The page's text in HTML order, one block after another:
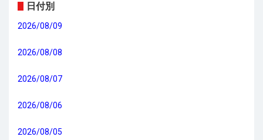
日付別
2026/08/09
2026/08/08
2026/08/07
2026/08/06
2026/08/05